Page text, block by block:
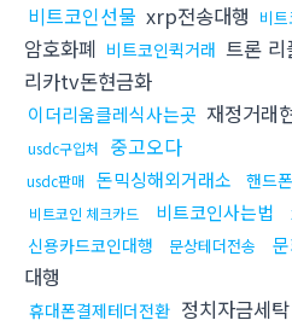
비트코인선물 xrp전송대행 비
암호화폐 비트코인퀵거래 트론 리
리카tv돈현금화
이더리움클레식사는곳 재정거래
usdc구입처 중고오다
usdc판매 돈믹싱해외거래소 핸드
비트코인 체크카드 비트코인사는법
신용카드코인대행 문상테더전송
대행
휴대폰결제테더전환 정치자금세탁